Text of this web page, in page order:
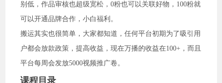
别低，作品审核也超级宽松，0粉也可以关联好物，100粉就
可以开通品牌合作，小白福利。
搬运其实也很简单，大家都知道，任何平台初期为了吸引用
户都会放款政策，提高收益，现在万播的收益在100+，而且
平台每周会发放5000视频推广卷。
课程目录